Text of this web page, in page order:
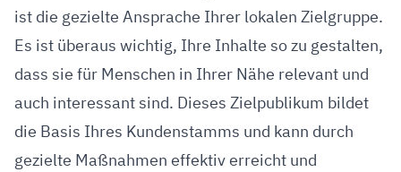
ist die gezielte Ansprache Ihrer lokalen Zielgruppe.
Es ist überaus wichtig, Ihre Inhalte so zu gestalten,
dass sie für Menschen in Ihrer Nähe relevant und
auch interessant sind. Dieses Zielpublikum bildet
die Basis Ihres Kundenstamms und kann durch
gezielte Maßnahmen effektiv erreicht und